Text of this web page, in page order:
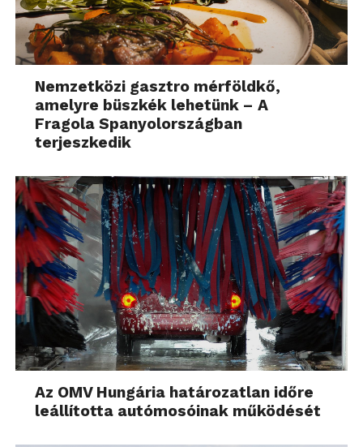
Nemzetközi gasztro mérföldkő,
amelyre büszkék lehetünk – A
Fragola Spanyolországban
terjeszkedik
Az OMV Hungária határozatlan időre
leállította autómosóinak működését